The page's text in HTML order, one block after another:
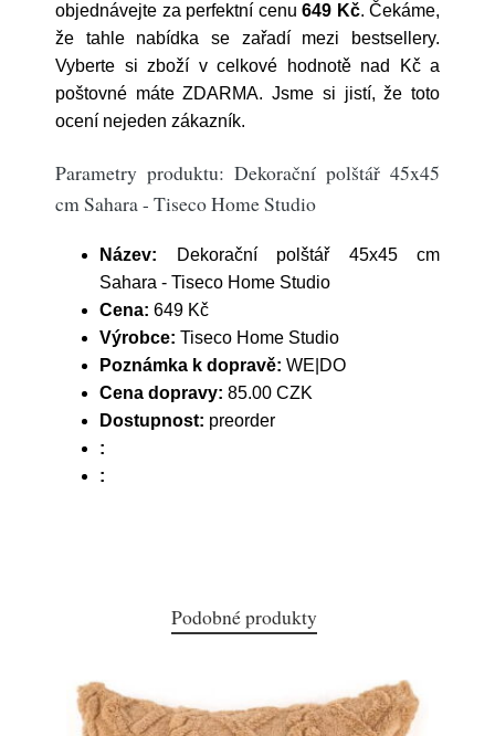
objednávejte za perfektní cenu 649 Kč. Čekáme,
že tahle nabídka se zařadí mezi bestsellery.
Vyberte si zboží v celkové hodnotě nad Kč a
poštovné máte ZDARMA. Jsme si jistí, že toto
ocení nejeden zákazník.
Parametry produktu: Dekorační polštář 45x45
cm Sahara - Tiseco Home Studio
Název: Dekorační polštář 45x45 cm
Sahara - Tiseco Home Studio
Cena: 649 Kč
Výrobce: Tiseco Home Studio
Poznámka k dopravě: WE|DO
Cena dopravy: 85.00 CZK
Dostupnost: preorder
:
:
Podobné produkty